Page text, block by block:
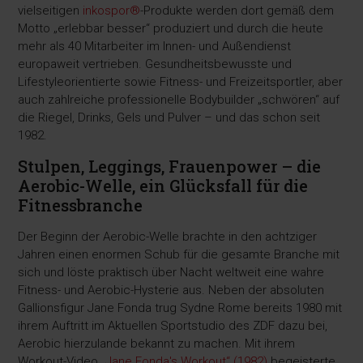
vielseitigen inkospor®-Produkte werden dort gemäß dem
Motto „erlebbar besser“ produziert und durch die heute
mehr als 40 Mitarbeiter im Innen- und Außendienst
europaweit vertrieben. Gesundheitsbewusste und
Lifestyleorientierte sowie Fitness- und Freizeitsportler, aber
auch zahlreiche professionelle Bodybuilder „schwören“ auf
die Riegel, Drinks, Gels und Pulver – und das schon seit
1982.
Stulpen, Leggings, Frauenpower – die
Aerobic-Welle, ein Glücksfall für die
Fitnessbranche
Der Beginn der Aerobic-Welle brachte in den achtziger
Jahren einen enormen Schub für die gesamte Branche mit
sich und löste praktisch über Nacht weltweit eine wahre
Fitness- und Aerobic-Hysterie aus. Neben der absoluten
Gallionsfigur Jane Fonda trug Sydne Rome bereits 1980 mit
ihrem Auftritt im Aktuellen Sportstudio des ZDF dazu bei,
Aerobic hierzulande bekannt zu machen. Mit ihrem